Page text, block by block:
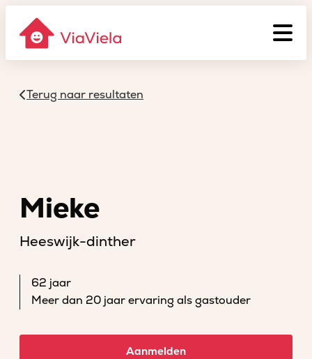
Terug naar resultaten
Mieke
Heeswijk-dinther
62 jaar
Meer dan 20 jaar ervaring als gastouder
Aanmelden